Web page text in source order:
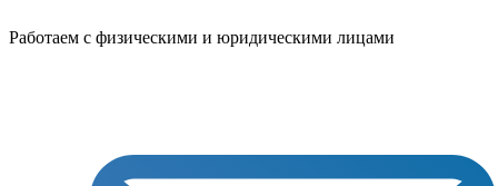
Работаем с физическими и юридическими лицами